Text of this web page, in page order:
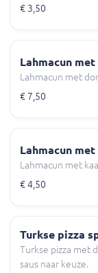
€ 3,50
Lahmacun
Lahmacun met
€ 7,50
Lahmacun met
Lahmacun met
€ 4,50
Turkse pizza
Turkse pizza met
saus naar keuze.